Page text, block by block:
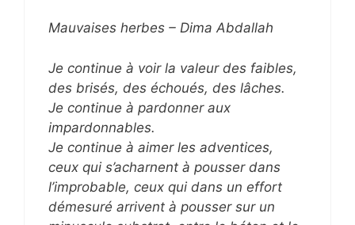
Mauvaises herbes – Dima Abdallah
Je continue à voir la valeur des faibles,
des brisés, des échoués, des lâches.
Je continue à pardonner aux
impardonnables.
Je continue à aimer les adventices,
ceux qui s’acharnent à pousser dans
l’improbable, ceux qui dans un effort
démesuré arrivent à pousser sur un